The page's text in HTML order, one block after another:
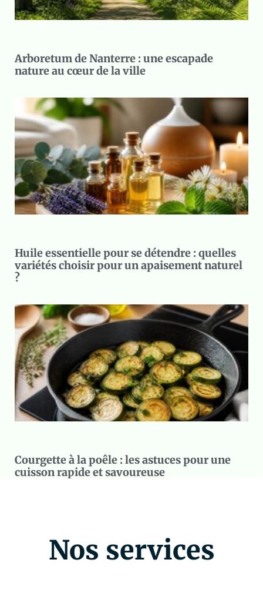
Arboretum de Nanterre : une escapade
nature au cœur de la ville
Huile essentielle pour se détendre : quelles
variétés choisir pour un apaisement naturel
?
Courgette à la poêle : les astuces pour une
cuisson rapide et savoureuse
Nos services